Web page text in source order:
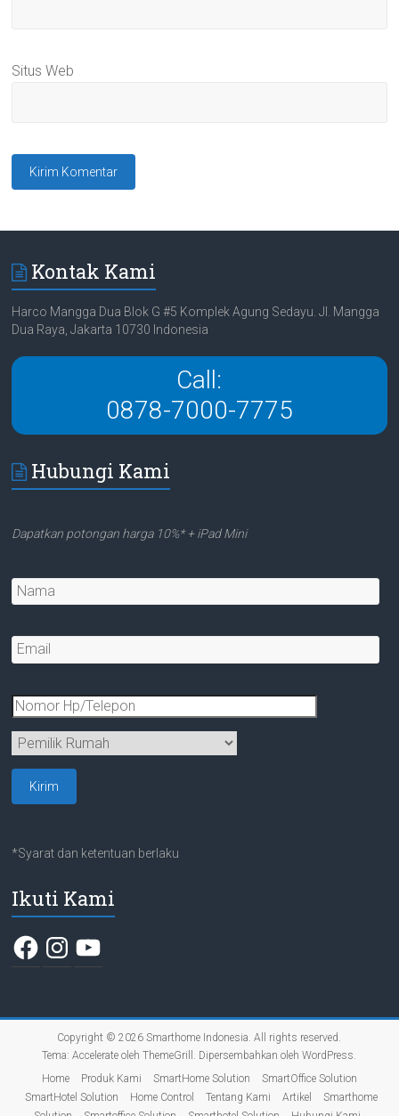
Situs Web
Kontak Kami
Harco Mangga Dua Blok G #5 Komplek Agung Sedayu. Jl. Mangga
Dua Raya, Jakarta 10730 Indonesia
Call:
0878-7000-7775
Hubungi Kami
Dapatkan potongan harga 10%* + iPad Mini
*Syarat dan ketentuan berlaku
Ikuti Kami
FacebookInstagram
YouTube
Copyright © 2026Smarthome Indonesia . All rights reserved.
Tema:Accelerate oleh ThemeGrill. Dipersembahkan olehWordPress
Home
Produk Kami SmartHome Solution
SmartOffice Solution
SmartHotel Solution
Home Control Tentang Kami Artikel
Smarthome